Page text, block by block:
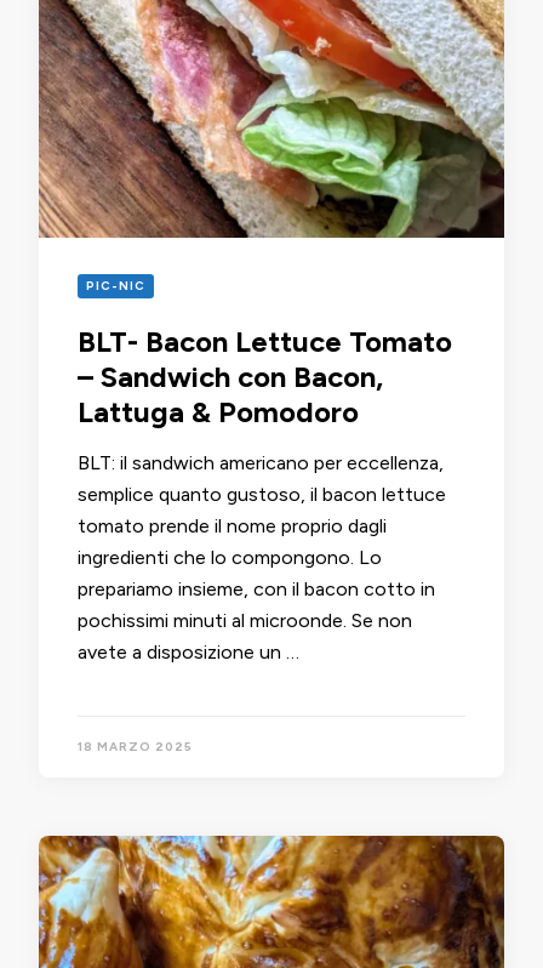
PIC-NIC
BLT- Bacon Lettuce Tomato
– Sandwich con Bacon,
Lattuga & Pomodoro
BLT: il sandwich americano per eccellenza,
semplice quanto gustoso, il bacon lettuce
tomato prende il nome proprio dagli
ingredienti che lo compongono. Lo
prepariamo insieme, con il bacon cotto in
pochissimi minuti al microonde. Se non
avete a disposizione un …
18 MARZO 2025